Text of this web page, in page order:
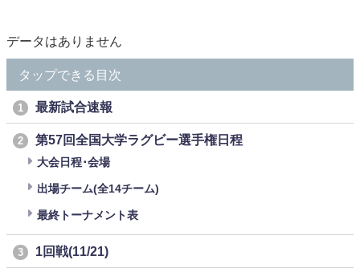
データはありません
タップできる目次
1 最新試合速報
2 第57回全国大学ラグビー選手権日程
大会日程･会場
出場チーム(全14チーム)
最終トーナメント表
3 1回戦(11/21)